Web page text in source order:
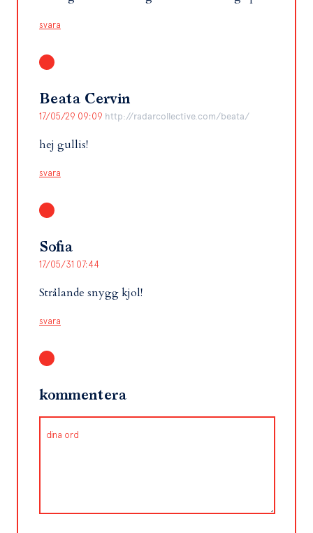
svara
Beata Cervin
17/05/29 09:09 http://radarcollective.com/beata/
hej gullis!
svara
Sofia
17/05/31 07:44
Strålande snygg kjol!
svara
kommentera